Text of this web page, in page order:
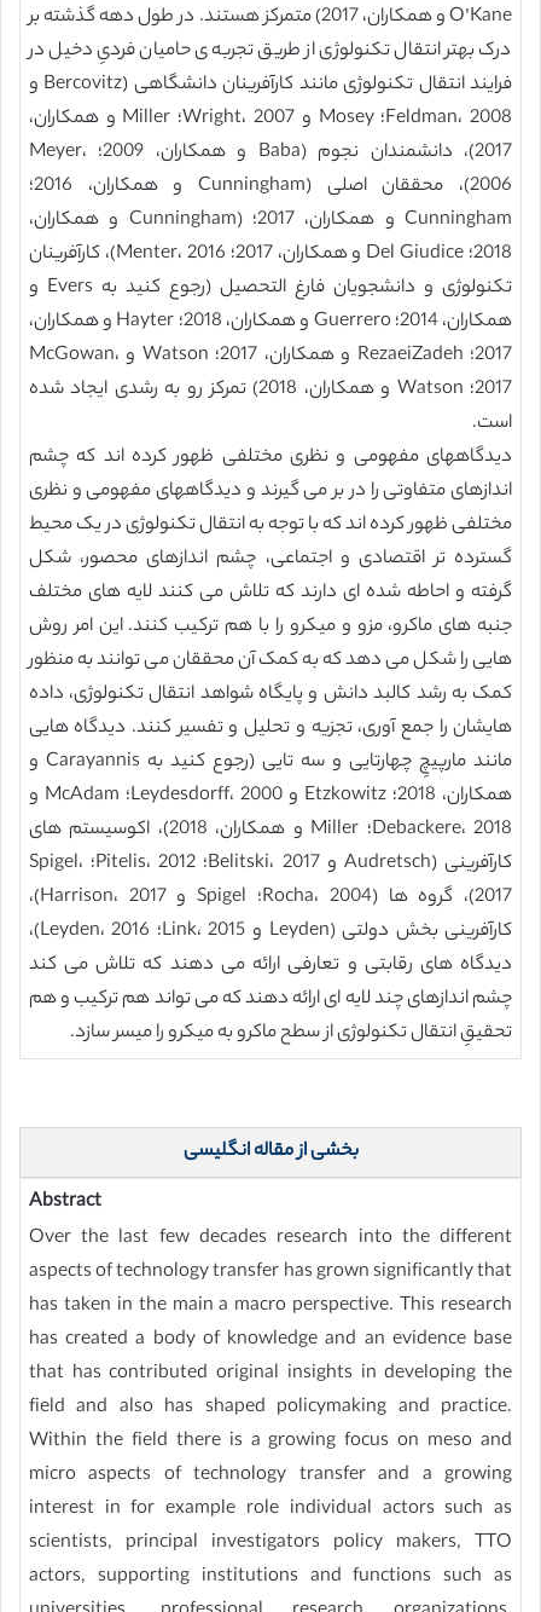
O’Kane و همکاران، 2017) متمرکز هستند. در طول دهه گذشته بر
درک بهتر انتقال تکنولوژی از طریق تجربه ی حامیان فردیِ دخیل در
فرایند انتقال تکنولوژی مانند کارآفرینان دانشگاهی (Bercovitz و
Feldman، 2008؛ Mosey و Wright، 2007؛ Miller و همکاران،
2017)، دانشمندان نجوم (Baba و همکاران، 2009؛ Meyer،
2006)، محققان اصلی (Cunningham و همکاران، 2016؛
Cunningham و همکاران، 2017؛ (Cunningham و همکاران،
2018؛ Del Giudice و همکاران، 2017؛ Menter، 2016)، کارآفرینان
تکنولوژی و دانشجویان فارغ التحصیل (رجوع کنید به Evers و
همکاران، 2014؛ Guerrero و همکاران، 2018؛ Hayter و همکاران،
2017؛ RezaeiZadeh و همکاران، 2017؛ Watson و McGowan،
2017؛ Watson و همکاران، 2018) تمرکز رو به رشدی ایجاد شده
است.
دیدگاههای مفهومی و نظری مختلفی ظهور کرده اند که چشم
اندازهای متفاوتی را در بر می گیرند و دیدگاههای مفهومی و نظری
مختلفی ظهور کرده اند که با توجه به انتقال تکنولوژی در یک محیط
گسترده تر اقتصادی و اجتماعی، چشم اندازهای محصور، شکل
گرفته و احاطه شده ای دارند که تلاش می کنند لایه های مختلف
جنبه های ماکرو، مزو و میکرو را با هم ترکیب کنند. این امر روش
هایی را شکل می دهد که به کمک آن محققان می توانند به منظور
کمک به رشد کالبد دانش و پایگاه شواهد انتقال تکنولوژی، داده
هایشان را جمع آوری، تجزیه و تحلیل و تفسیر کنند. دیدگاه هایی
مانند مارپیچِ چهارتایی و سه تایی (رجوع کنید به Carayannis و
همکاران، 2018؛ Etzkowitz و Leydesdorff، 2000؛ McAdam و
Debackere، 2018؛ Miller و همکاران، 2018)، اکوسیستم های
کارآفرینی (Audretsch و Belitski، 2017؛ Pitelis، 2012؛ Spigel،
2017)، گروه ها (Rocha، 2004؛ Spigel و Harrison، 2017)،
کارآفرینی بخش دولتی (Leyden و Link، 2015؛ Leyden، 2016)،
دیدگاه های رقابتی و تعارفی ارائه می دهند که تلاش می کند
چشم اندازهای چند لایه ای ارائه دهند که می تواند هم ترکیب و هم
تحقیقِ انتقال تکنولوژی از سطح ماکرو به میکرو را میسر سازد.
بخشی از مقاله انگلیسی
Abstract
Over the last few decades research into the different
aspects of technology transfer has grown significantly that
has taken in the main a macro perspective. This research
has created a body of knowledge and an evidence base
that has contributed original insights in developing the
field and also has shaped policymaking and practice.
Within the field there is a growing focus on meso and
micro aspects of technology transfer and a growing
interest in for example role individual actors such as
scientists, principal investigators policy makers, TTO
actors, supporting institutions and functions such as